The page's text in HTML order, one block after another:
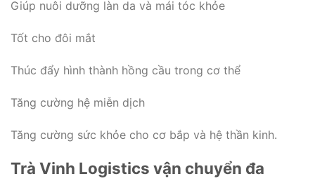
Giúp nuôi dưỡng làn da và mái tóc khỏe
Tốt cho đôi mắt
Thúc đẩy hình thành hồng cầu trong cơ thể
Tăng cường hệ miễn dịch
Tăng cường sức khỏe cho cơ bắp và hệ thần kinh.
Trà Vinh Logistics vận chuyển đa